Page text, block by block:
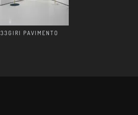
33GIRI PAVIMENTO